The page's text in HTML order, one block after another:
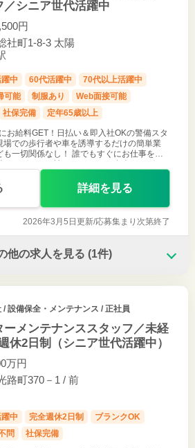
シニア世代活躍中
円
社町1‐8‐3 太陽
中 60代活躍中
70代以上活躍中
可能 制服あり
Web面接可能
社保完備 定年65歳以上
お給料GET！日払い＆即入社OKの警備スタ
場での歩行者や車を誘導するだけの簡単業
一切関係なし！ 誰でもすぐにお仕事を始
詳細を見る
2026年3月5日更新/応募集まり次第終了
他の求人を見る (1件)
/ 設備保全・メンテナンス / 正社員
ーメンテナンススタッフ／未経
休2日制（シニア世代活躍中）
万円
路町370－1 / 前
中 完全週休2日制
ブランクOK
問 社保完備